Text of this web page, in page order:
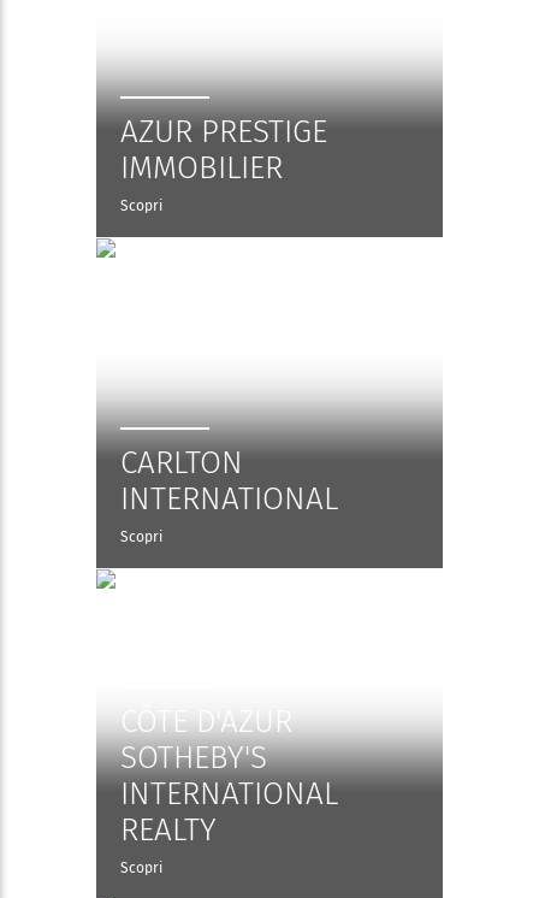
AZUR PRESTIGE
IMMOBILIER
Scopri
CARLTON
INTERNATIONAL
Scopri
CÔTE D'AZUR
SOTHEBY'S
INTERNATIONAL
REALTY
Scopri